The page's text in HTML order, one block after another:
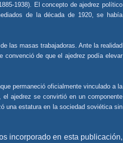
1938). El concepto de ajedrez político
de la década de 1920, se había
las masas trabajadoras. Ante la realidad
convenció de que el ajedrez podía elevar
permaneció oficialmente vinculado a la
ajedrez se convirtió en un componente
una estatura en la sociedad soviética sin
incorporado en esta publicación,